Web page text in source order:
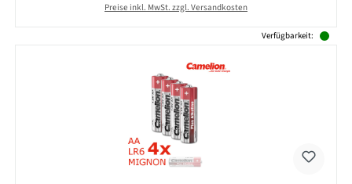
Preise inkl. MwSt. zzgl. Versandkosten
Verfügbarkeit: